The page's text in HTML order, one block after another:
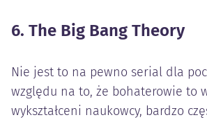
6. The Big Bang Theory
Nie jest to na pewno serial dla
względu na to, że bohaterowie to
wykształceni naukowcy, bardzo